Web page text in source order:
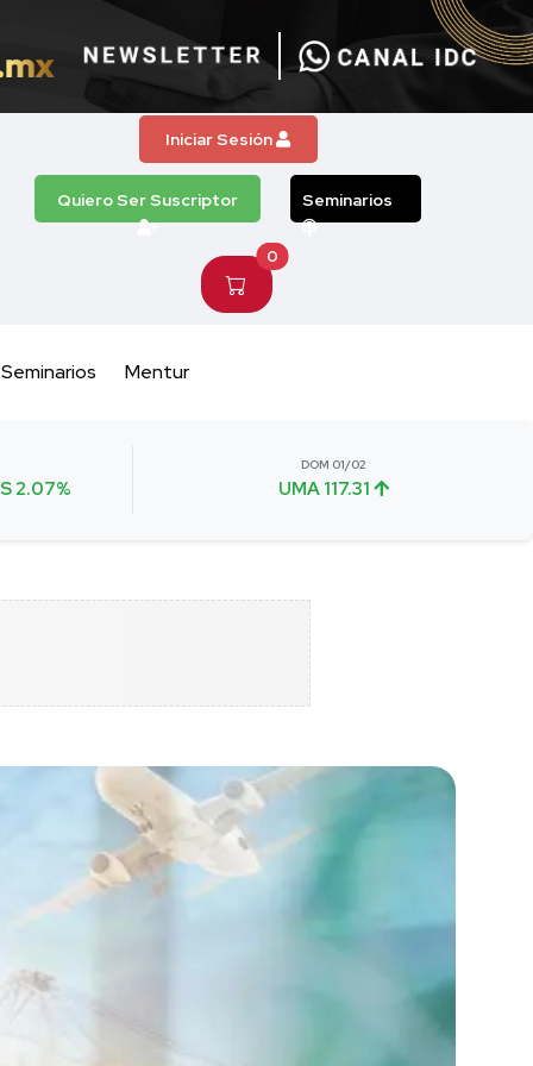
Iniciar Sesión
Quiero Ser Suscriptor Seminarios
0
Seminarios Mentur
2.07%
DOM 01/02
UMA 117.31